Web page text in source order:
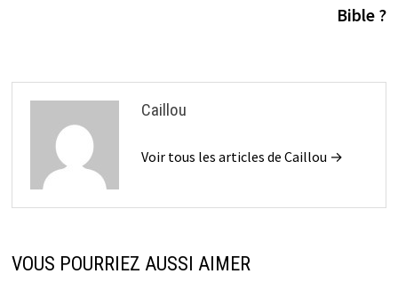
Bible ?
Caillou
Voir tous les articles de Caillou →
VOUS POURRIEZ AUSSI AIMER